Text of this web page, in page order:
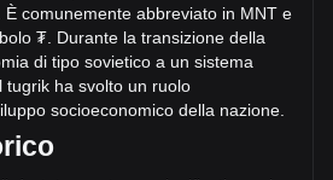
riguardo Chainlink su
Chainlink
comunemente abbreviato in MNT e
olo ₮. Durante la transizione della
di tipo sovietico a un sistema
tugrik ha svolto un ruolo
socioeconomico della nazione.